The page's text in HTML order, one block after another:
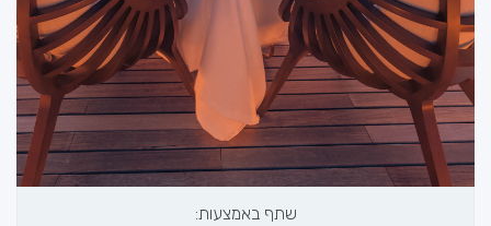
שתף באמצעות: